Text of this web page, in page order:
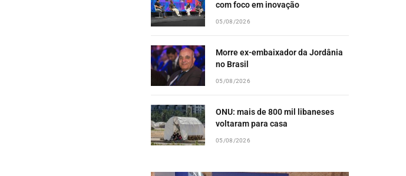
com foco em inovação
05/08/2026
Morre ex-embaixador da Jordânia
no Brasil
05/08/2026
ONU: mais de 800 mil libaneses
voltaram para casa
05/08/2026